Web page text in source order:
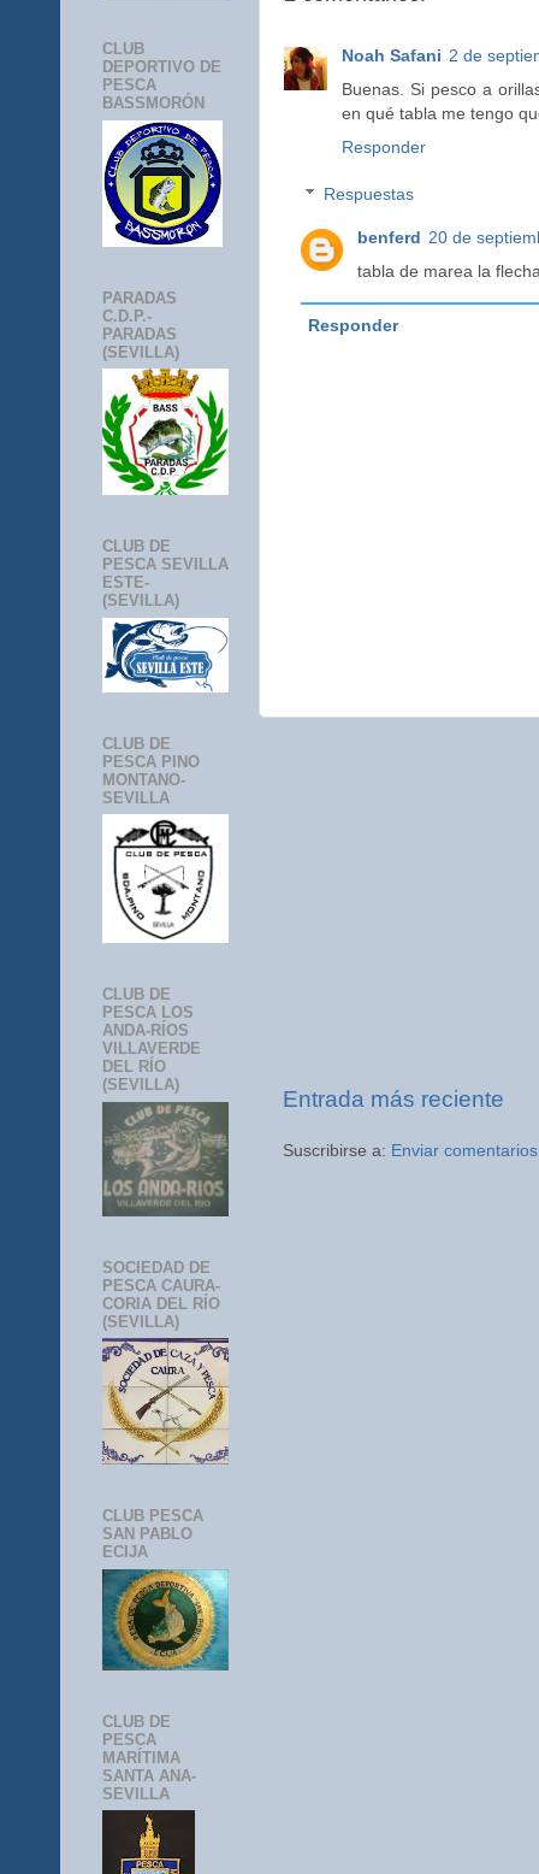
Noah Safani 2 de
Buenas. Si pesco a
en qué tabla me tengo
Responder
Respuestas
benferd 20 de
tabla de marea la
Responder
Entrada más reciente
Suscribirse a: Enviar
CLUB
DEPORTIVO DE
PESCA
BASSMORÓN
PARADAS
C.D.P.-
PARADAS
(SEVILLA)
CLUB DE
PESCA SEVILLA
ESTE-
(SEVILLA)
CLUB DE
PESCA PINO
MONTANO-
SEVILLA
CLUB DE
PESCA LOS
ANDA-RÍOS
VILLAVERDE
DEL RÍO
(SEVILLA)
SOCIEDAD DE
PESCA CAURA-
CORIA DEL RÍO
(SEVILLA)
CLUB PESCA
SAN PABLO
ECIJA
CLUB DE
PESCA
MARÍTIMA
SANTA ANA-
SEVILLA